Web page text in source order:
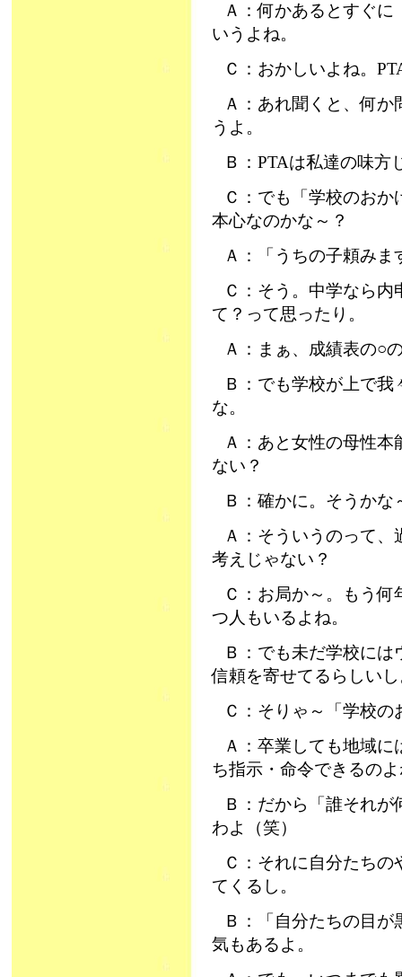
Ａ：何かあるとすぐ
いうよね。
Ｃ：おかしいよね。
Ａ：あれ聞くと、何
うよ。
Ｂ：PTAは私達の味方
Ｃ：でも「学校のお
本心なのかな～？
Ａ：「うちの子頼み
Ｃ：そう。中学なら
て？って思ったり。
Ａ：まぁ、成績表の○
Ｂ：でも学校が上で
な。
Ａ：あと女性の母性
ない？
Ｂ：確かに。そうか
Ａ：そういうのって
考えじゃない？
Ｃ：お局か～。もう
つ人もいるよね。
Ｂ：でも未だ学校に
信頼を寄せてるらしい
Ｃ：そりゃ～「学校
Ａ：卒業しても地域
ち指示・命令できるの
Ｂ：だから「誰それ
わよ（笑）
Ｃ：それに自分たち
てくるし。
Ｂ：「自分たちの目
気もあるよ。